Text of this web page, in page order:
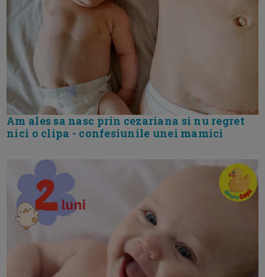
Am ales sa nasc prin cezariana si nu regret
nici o clipa - confesiunile unei mamici